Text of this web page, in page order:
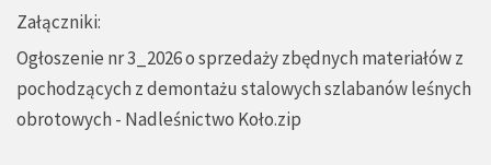
Załączniki:
Ogłoszenie nr 3_2026 o sprzedaży zbędnych materiałów z
pochodzących z demontażu stalowych szlabanów leśnych
obrotowych - Nadleśnictwo Koło.zip